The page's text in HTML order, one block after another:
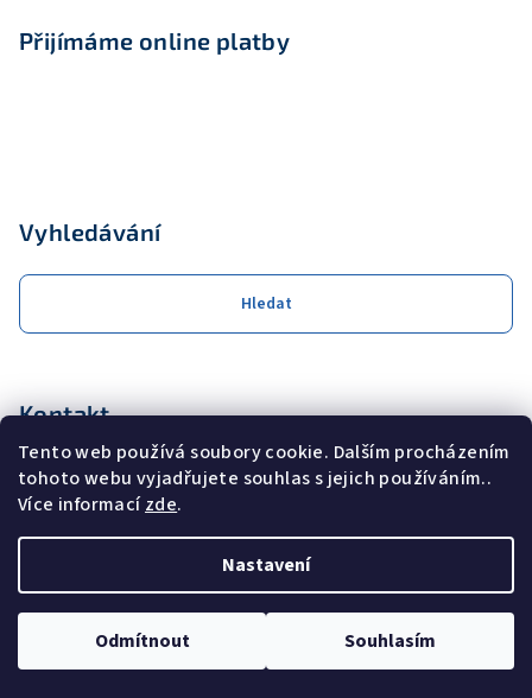
Tento web používá soubory cookie. Dalším procházením
tohoto webu vyjadřujete souhlas s jejich používáním..
Více informacízde.
Nastavení
Odmítnout Souhlasím
Přijímáme online platby
Vyhledávání
Hledat
Kontakt
obchod
coolservis.cz
+420608231000
COOL SERVIS s.r.o.
Vytvořil Shoptet